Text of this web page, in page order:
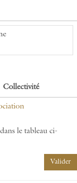
Collectivité
le tableau ci-
Valider